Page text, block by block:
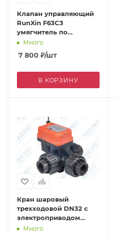
Клапан управляющий
RunXin F63C3
умягчитель по
счетчику 4 м3/ч
Много
7 800 ₽/шт
В КОРЗИНУ
Кран шаровый
трехходовой DN32 с
электроприводом
DC24V (Q91402-32) ВР
Много